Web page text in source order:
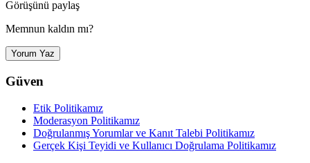
Görüşünü paylaş
Memnun kaldın mı?
Yorum Yaz
Güven
Etik Politikamız
Moderasyon Politikamız
Doğrulanmış Yorumlar ve Kanıt Talebi Politikamız
Gerçek Kişi Teyidi ve Kullanıcı Doğrulama Politikamız